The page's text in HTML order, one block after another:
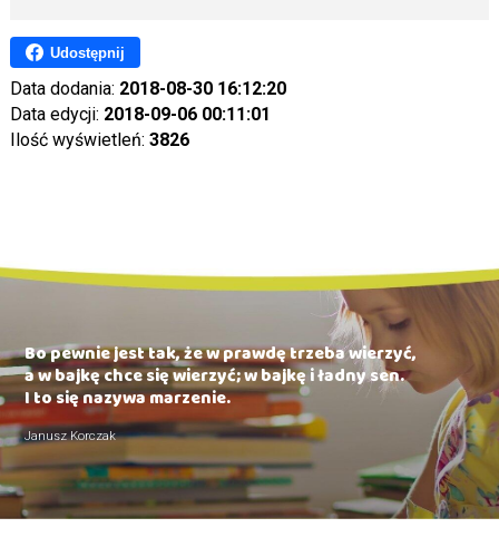
Udostępnij
Data dodania: 2018-08-30 16:12:20
Data edycji: 2018-09-06 00:11:01
Ilość wyświetleń: 3826
Bo pewnie jest tak, że w prawdę trzeba wierzyć,
a w bajkę chce się wierzyć; w bajkę i ładny sen.
I to się nazywa marzenie.
Janusz Korczak